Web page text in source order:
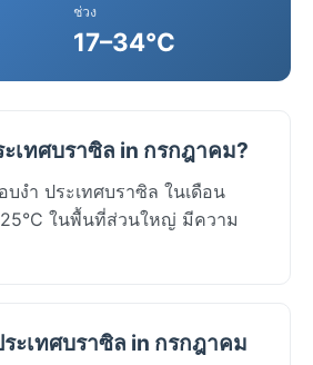
ช่วง
17–34°C
เทศบราซิล in กรกฎาคม?
งำ ประเทศบราซิล ในเดือน
ในพื้นที่ส่วนใหญ่ มีความ
ะเทศบราซิล in กรกฎาคม